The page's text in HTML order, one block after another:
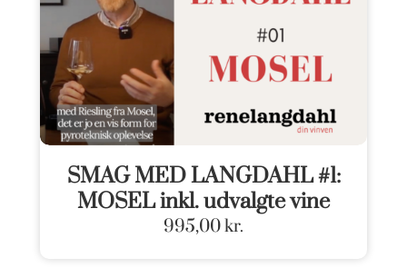
SMAG MED LANGDAHL #1:
MOSEL inkl. udvalgte vine
995,00kr.